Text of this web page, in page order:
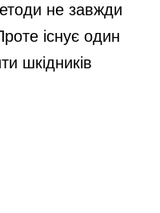
не завжди
існує один
шкідників